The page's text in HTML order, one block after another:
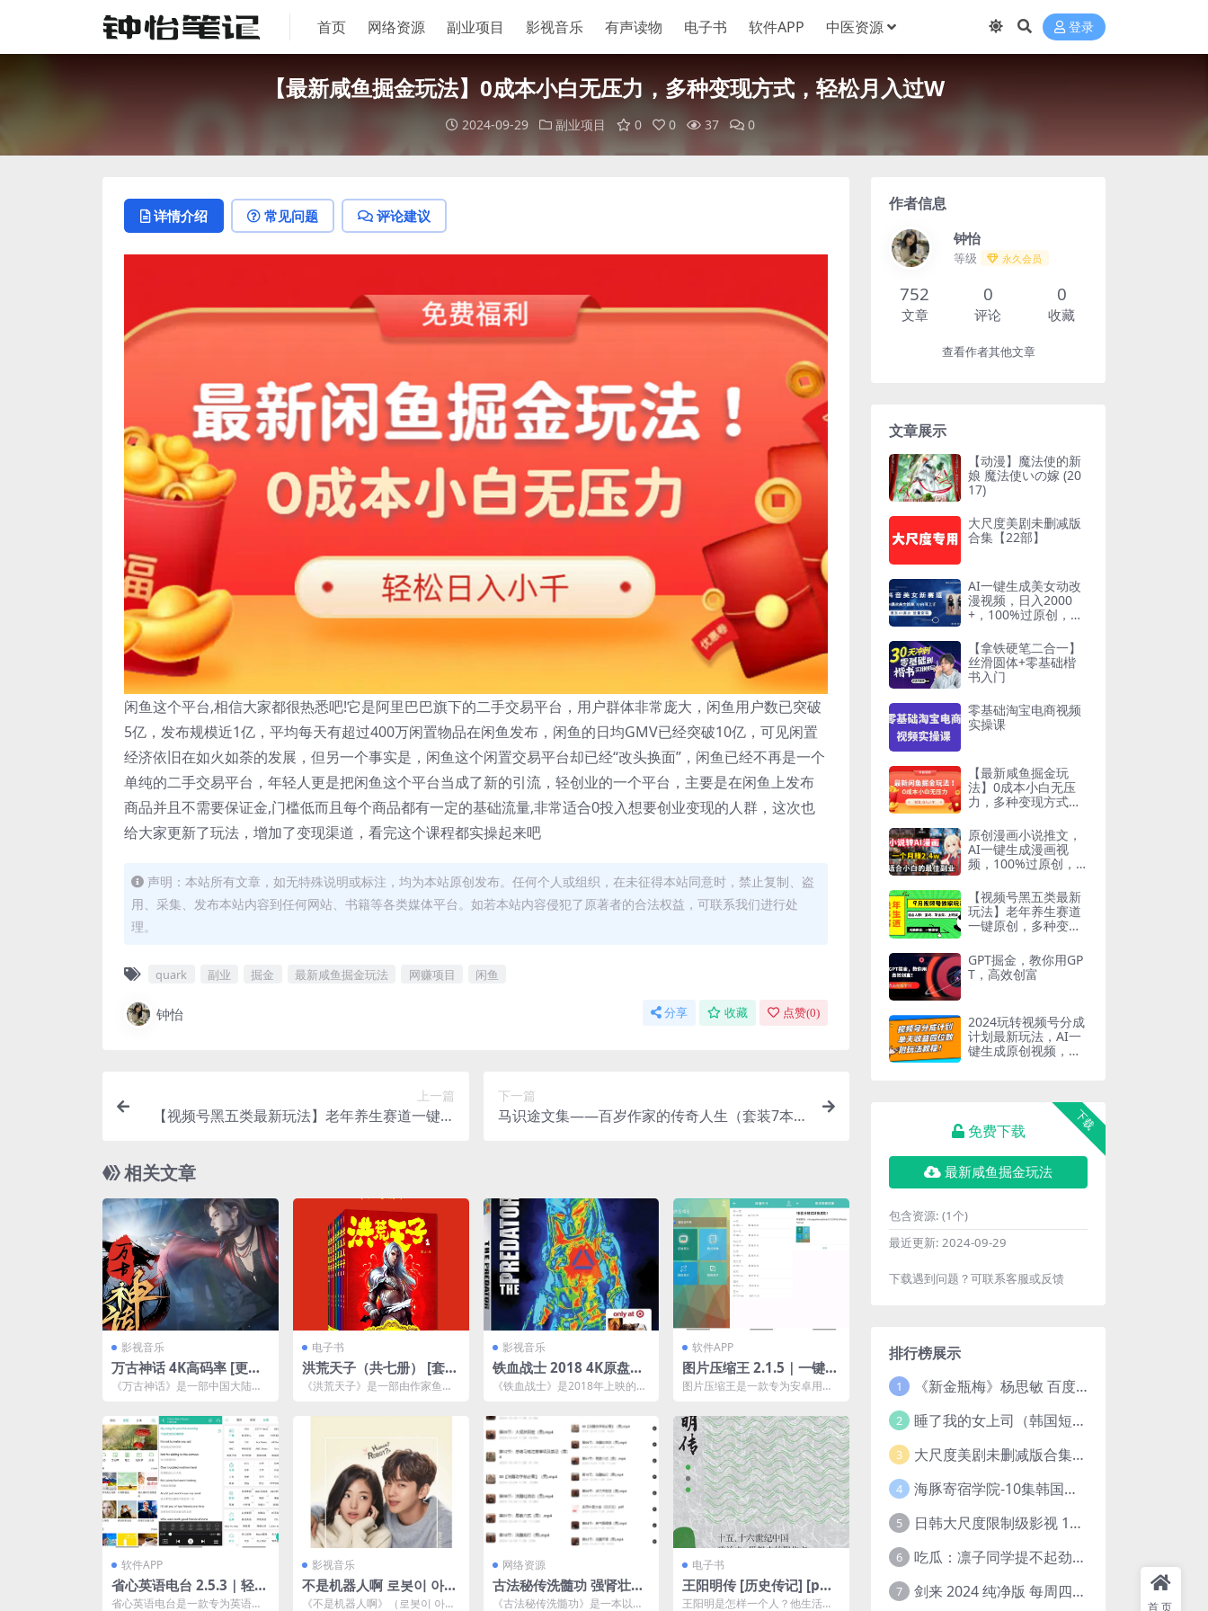
首页 网络资源 副业项目 影视音乐 有声读物 电子书 软件APP 中医资源 登录
【最新咸鱼掘金玩法】0成本小白无压力，多种变现方式，轻松月入过W
2024-09-29 副业项目 0 0 37 0
详情介绍 常见问题 评论建议
闲鱼这个平台,相信大家都很热悉吧!它是阿里巴巴旗下的二手交易平台，用户群体非常庞大，闲鱼用户数已突破
5亿，发布规模近1亿，平均每天有超过400万闲置物品在闲鱼发布，闲鱼的日均GMV已经突破10亿，可见闲置
经济依旧在如火如荼的发展，但另一个事实是，闲鱼这个闲置交易平台却已经“改头换面”，闲鱼已经不再是一个
单纯的二手交易平台，年轻人更是把闲鱼这个平台当成了新的引流，轻创业的一个平台，主要是在闲鱼上发布
商品并且不需要保证金,门槛低而且每个商品都有一定的基础流量,非常适合0投入想要创业变现的人群，这次也
给大家更新了玩法，增加了变现渠道，看完这个课程都实操起来吧
声明：本站所有文章，如无特殊说明或标注，均为本站原创发布。任何个人或组织，在未征得本站同意时，禁止复制、盗
用、采集、发布本站内容到任何网站、书籍等各类媒体平台。如若本站内容侵犯了原著者的合法权益，可联系我们进行处
理。
quark 副业 掘金 最新咸鱼掘金玩法 网赚项目 闲鱼
钟怡 分享 收藏 点赞(0)
上一篇
【视频号黑五类最新玩法】老年养生赛道一键原
下一篇
马识途文集——百岁作家的传奇人生（套装7本）
相关文章
影视音乐
万古神话 4K高码率 [更新
至244集]
《万古神话》是一部中国大陆的
说。该动画自开播以来，以其...
电子书
洪荒天子（共七册） [ 套装
合集] [pdf+全格式]
《洪荒天子》是一部由作家鱼人
玄幻类题材，原本在网上连...
影视音乐
铁血战士 2018 4K原盘RE
MUX 杜比视界 内封字幕
《铁血战士》是2018年上映的科
e Blac...
软件APP
图片压缩王 2.1.5｜一键压
缩，轻松管理照片
图片压缩王是一款专为安卓用户
批量压缩、格式转换、缩放...
软件APP
省心英语电台 2.5.3｜轻松
学英语，听力口语齐飞跃
省心英语电台是一款专为英语学
影视音乐
不是机器人啊 로봇이 아니
야 (2017)网盘资源下载
《不是机器人啊》（로봇이 아니
网络资源
古法秘传洗髓功 强肾壮阳
男性必备
《古法秘传洗髓功》是一本以传
电子书
王阳明传 [ 历史传记] [pdf
+全格式]
王阳明是怎样一个人？他生活成
作者信息
钟怡
等级 永久会员
752
文章
0
评论
0
收藏
查看作者其他文章
文章展示
【动漫】魔法使的新
娘 魔法使いの嫁 (20
17)
大尺度美剧未删减版
合集【22部】
AI一键生成美女动改
漫视频，日入2000
+，100%过原创，多
【拿铁硬笔二合一】
丝滑圆体+零基础楷
书入门
零基础淘宝电商视频
实操课
【最新咸鱼掘金玩
法】0成本小白无压
力，多种变现方式，
原创漫画小说推文，
AI一键生成漫画视
频，100%过原创，
【视频号黑五类最新
玩法】老年养生赛道
一键原创，多种变现
GPT掘金，教你用GP
T，高效创富
2024玩转视频号分成
计划最新玩法，AI一
键生成原创视频，收
下载
免费下载
最新咸鱼掘金玩法
包含资源: (1个)
最近更新: 2024-09-29
下载遇到问题？可联系客服或反馈
排行榜展示
1 《新金瓶梅》杨思敏 百度云网盘下载.1080P阿里下载.国语中字.(1996)
2 睡了我的女上司（韩国短剧）4K超清/中字百度云网盘下载
3 大尺度美剧未删减版合集【22部】
4 海豚寄宿学院-10集韩国高颜值短剧
5 日韩大尺度限制级影视 120部大合集无删减版
6 吃瓜：凛子同学提不起劲/小怡loli 72V+23V+14V–24.02GB】
7 剑来 2024 纯净版 每周四已更【4K / 臻彩视听TV / 杜比音】附电子书百度网盘下载
首页